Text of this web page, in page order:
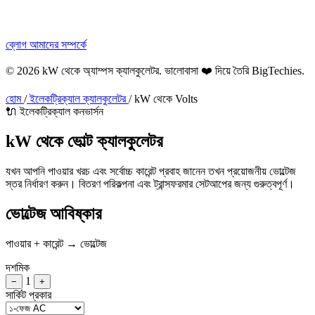
ব্লোগ আমাদের সম্পর্কে
© 2026 kW থেকে অ্যাম্পস ক্যালকুলেটর. ভালোবাসা ❤️ দিয়ে তৈরিBigTechies.
হোম/ইলেকট্রিক্যাল ক্যালকুলেটর/kW থেকে Volts
🔌 ইলেকট্রিক্যাল কনভার্সন
kW থেকে ভোল্টক্যালকুলেটর
যখন আপনি পাওয়ার খরচ এবং সর্বোচ্চ কারেন্ট প্রবাহ জানেন তখন প্রয়োজনীয় ভোল্টেজ
স্তর নির্ধারণ করুন। বিতরণ পরিকল্পনা এবং ট্রান্সফরমার সেটআপের জন্য গুরুত্বপূর্ণ।
ভোল্টেজ আবিষ্কার
পাওয়ার + কারেন্ট → ভোল্টেজ
দশমিক
− 1 +
সার্কিট প্রকার